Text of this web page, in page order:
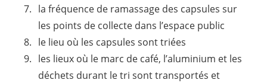
la fréquence de ramassage des capsules sur
les points de collecte dans l’espace public
le lieu où les capsules sont triées
les lieux où le marc de café, l’aluminium et les
déchets durant le tri sont transportés et